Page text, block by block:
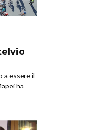
,
a essere il
ha